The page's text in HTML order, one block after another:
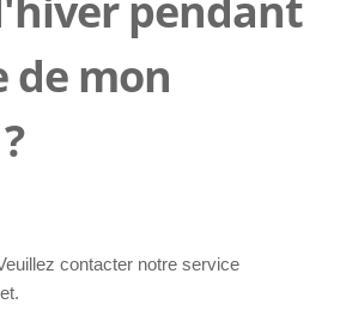
mes pneus d'hiver ou d'été ?
de mon
contacter notre service